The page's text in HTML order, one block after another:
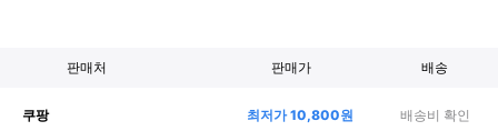
판매처 판매가 배송
쿠팡 최저가10,800원 배송비 확인